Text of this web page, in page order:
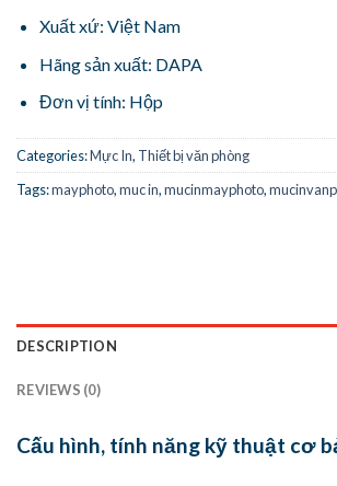
Xuất xứ: Việt Nam
Hãng sản xuất: DAPA
Đơn vị tính: Hộp
Categories:Mực In, Thiết bị văn phòng
Tags:mayphoto,muc in,mucinmayphoto,
DESCRIPTION
REVIEWS (0)
Cấu hình, tính năng kỹ thuật cơ